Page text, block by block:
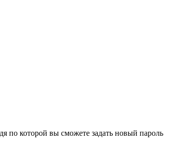
по которой вы сможете задать новый пароль